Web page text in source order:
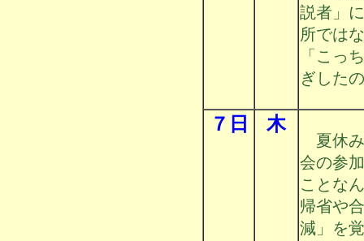
説者」
所では
「こっ
ぎした
７日 木
夏休み
会の参
ことな
帰省や
減」を